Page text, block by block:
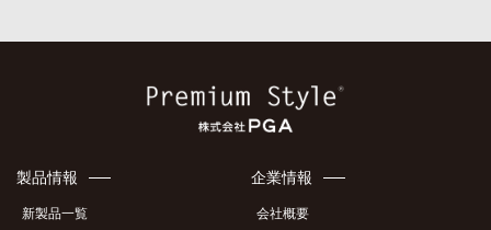
製品情報
新製品一覧
企業情報
会社概要